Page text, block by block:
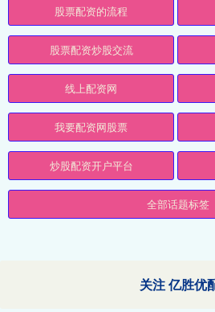
股票配资的流程
股票配资炒股交流
线上配资网
我要配资网股票
炒股配资开户平台
全部话题标签
关注 亿胜优